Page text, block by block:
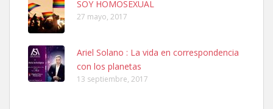
Adopcion
Busco casa de acogida para mi perrita ya que por temas de trabajo
no la puedo tener. Solo gente r...
SOY HOMOSEXUAL
27 mayo, 2017
Ariel Solano : La vida en correspondencia
con los planetas
13 septiembre, 2017